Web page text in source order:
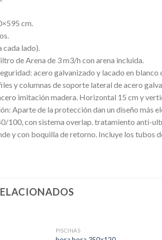
cm.
cada lado).
de Arena de 3 m3/h con arena incluida.
acero galvanizado y lacado en
y columnas de soporte lateral de acero
imitación madera. Horizontal 15 cm y
Aparte de la protección dan un diseño más
100, con sistema overlap. tratamiento anti-
y con boquilla de retorno. Incluye los tubos
PISCINAS